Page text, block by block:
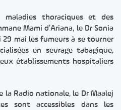
thoraciques et des
Mami d’Ariana, le Dr Sonia
29 mai les fumeurs à se tourner
en sevrage tabagique,
établissements hospitaliers
la Radio nationale, le Dr Maalej
sont accessibles dans les